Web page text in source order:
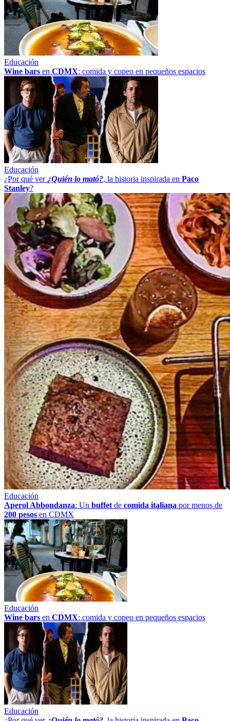
Educación
Wine bars en CDMX: comida y copeo en pequeños espacios
Educación
¿Por qué ver ¿Quién lo mató?, la historia inspirada en Paco
Stanley?
Educación
Aperol Abbondanza: Un buffet de comida italiana por menos de
200 pesos en CDMX
Educación
Wine bars en CDMX: comida y copeo en pequeños espacios
Educación